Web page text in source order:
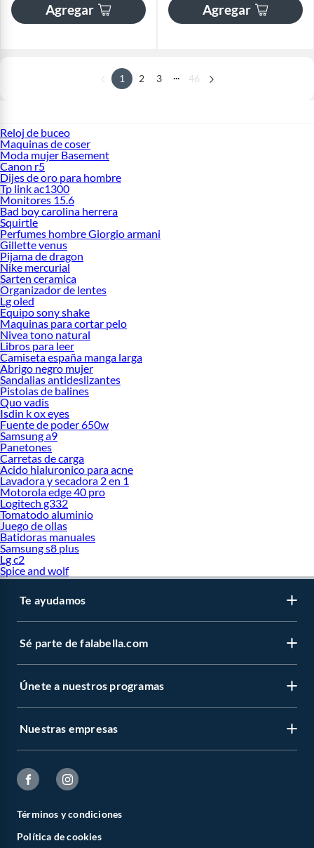
Agregar Agregar
1 2 3 ... 46
Reloj de buceo
Maquinas de coser
Moda mujer Basement
Canon r5
Dijes de oro para hombre
Tp link ac1300
Monitores 15.6
Bad boy carolina herrera
Squirtle
Perfumes hombre Giorgio armani
Gillette venus
Pijama de dragon
Nike mercurial
Sarten ceramica
Organizador de lentes
Lg oled
Equipo sony shake
Maquinas para cortar pelo
Nivea tono natural
Libros para leer
Camiseta españa manga larga
Abrigo negro mujer
Sandalias antideslizantes
Pistolas de balines
Quo vadis
Isdin k ox eyes
Fuente de poder 650w
Samsung a9
Panetones
Carretas de carga
Acido hialuronico para acne
Lavadora y secadora 2 en 1
Motorola edge 40 pro
Logitech g332
Tomatodo aluminio
Juego de ollas
Batidoras manuales
Samsung s8 plus
Lg c2
Spice and wolf
Te ayudamos
Sé parte de falabella.com
Únete a nuestros programas
Nuestras empresas
Términos y condiciones
Política de cookies